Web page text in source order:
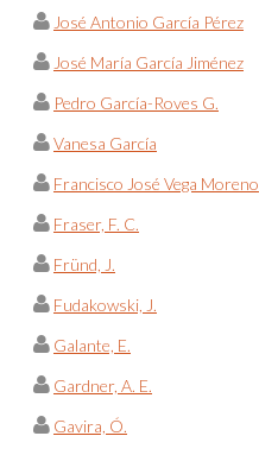
José Antonio García Pérez
José María García Jiménez
Pedro García-Roves G.
Vanesa García
Francisco José Vega Moreno
Fraser, F. C.
Fründ, J.
Fudakowski, J.
Galante, E.
Gardner, A. E.
Gavira, Ó.